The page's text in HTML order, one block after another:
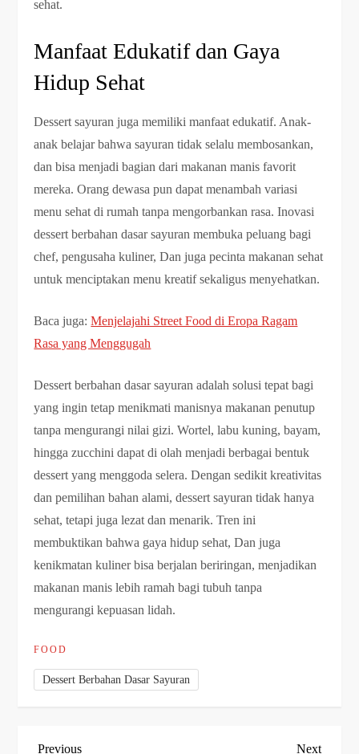
sehat.
Manfaat Edukatif dan Gaya
Hidup Sehat
Dessert sayuran juga memiliki manfaat edukatif. Anak-
anak belajar bahwa sayuran tidak selalu membosankan,
dan bisa menjadi bagian dari makanan manis favorit
mereka. Orang dewasa pun dapat menambah variasi
menu sehat di rumah tanpa mengorbankan rasa. Inovasi
dessert berbahan dasar sayuran membuka peluang bagi
chef, pengusaha kuliner, Dan juga pecinta makanan sehat
untuk menciptakan menu kreatif sekaligus menyehatkan.
Baca juga:Menjelajahi Street Food di Eropa Ragam
Rasa yang Menggugah
Dessert berbahan dasar sayuran adalah solusi tepat bagi
yang ingin tetap menikmati manisnya makanan penutup
tanpa mengurangi nilai gizi. Wortel, labu kuning, bayam,
hingga zucchini dapat di olah menjadi berbagai bentuk
dessert yang menggoda selera. Dengan sedikit kreativitas
dan pemilihan bahan alami, dessert sayuran tidak hanya
sehat, tetapi juga lezat dan menarik. Tren ini
membuktikan bahwa gaya hidup sehat, Dan juga
kenikmatan kuliner bisa berjalan beriringan, menjadikan
makanan manis lebih ramah bagi tubuh tanpa
mengurangi kepuasan lidah.
FOOD
Dessert Berbahan Dasar Sayuran
Previous
Previous
Next
Next